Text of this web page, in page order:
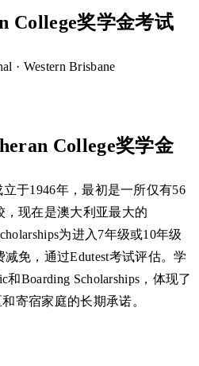
College奖学金考试
· Western Brisbane
College奖学金
立于1946年，最初是一所仅有56
现在是澳大利亚最大的
为进入7年级或10年级
免，通过Edutest考试评估。学
和Boarding Scholarships，体现了
寄宿家庭的长期承诺。